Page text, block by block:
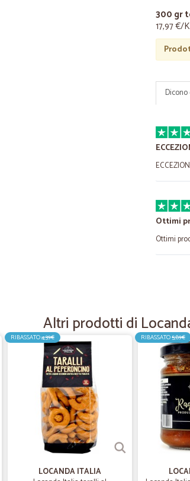
300 gr
17,97 €/
Ottimi
Ottimi
servizio.
Serietà
comuni
Altri prodotti di
RIBASSATO4,39€
LOCANDA ITALIA
RIBASSATO5,89€